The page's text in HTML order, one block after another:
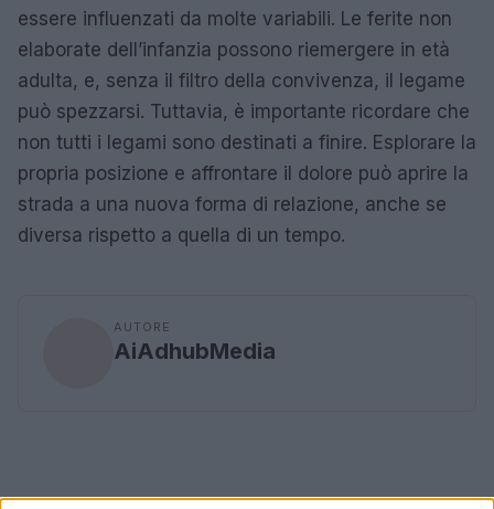
essere influenzati da molte variabili. Le ferite non
elaborate dell’infanzia possono riemergere in età
adulta, e, senza il filtro della convivenza, il legame
può spezzarsi. Tuttavia, è importante ricordare che
non tutti i legami sono destinati a finire. Esplorare la
propria posizione e affrontare il dolore può aprire la
strada a una nuova forma di relazione, anche se
diversa rispetto a quella di un tempo.
AUTORE
AiAdhubMedia